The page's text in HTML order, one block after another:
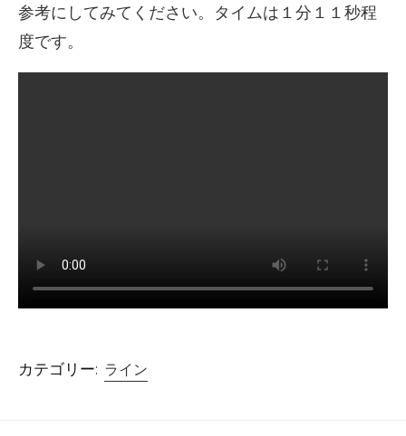
参考にしてみてください。タイムは１分１１秒程
度です。
カテゴリー: ライン